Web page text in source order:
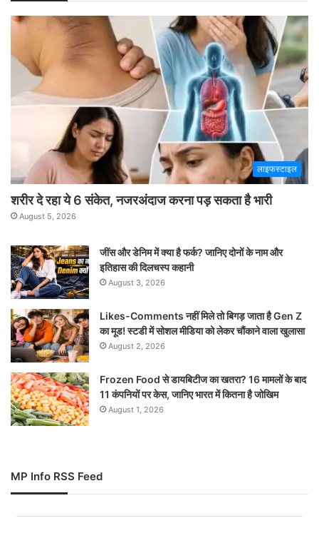
लाइफस्टाइल
शरीर दे रहा ये 6 संकेत, नजरअंदाज करना पड़ सकता है भारी
August 5, 2026
जींस और डेनिम में क्या है फर्क? जानिए दोनों के नाम और
इतिहास की दिलचस्प कहानी
August 3, 2026
Likes-Comments नहीं मिले तो बिगड़ जाता है Gen Z
का मूड! स्टडी में सोशल मीडिया को लेकर चौंकाने वाला खुलासा
August 2, 2026
Frozen Food से डायबिटीज का खतरा? 16 मामलों के बाद
11 कंपनियों पर केस, जानिए भारत में कितना है जोखिम
August 1, 2026
MP Info RSS Feed